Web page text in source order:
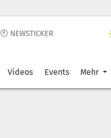
🕙 NEWSTICKER
Videos Events Mehr